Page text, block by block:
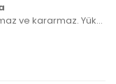
Ürün aksesuarları ithaldir, yıllarca paslanmaz ve kararmaz. Yüksek kalite roys deriden üretilmiştir, tüm metal aksamlarında Saint Laurent yazısı mevcuttur. Kutulu, toz torbalı ve sertifikalı olarak gönderilecektir.